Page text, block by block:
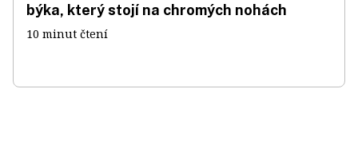
býka, který stojí na chromých nohách
10 minut čtení